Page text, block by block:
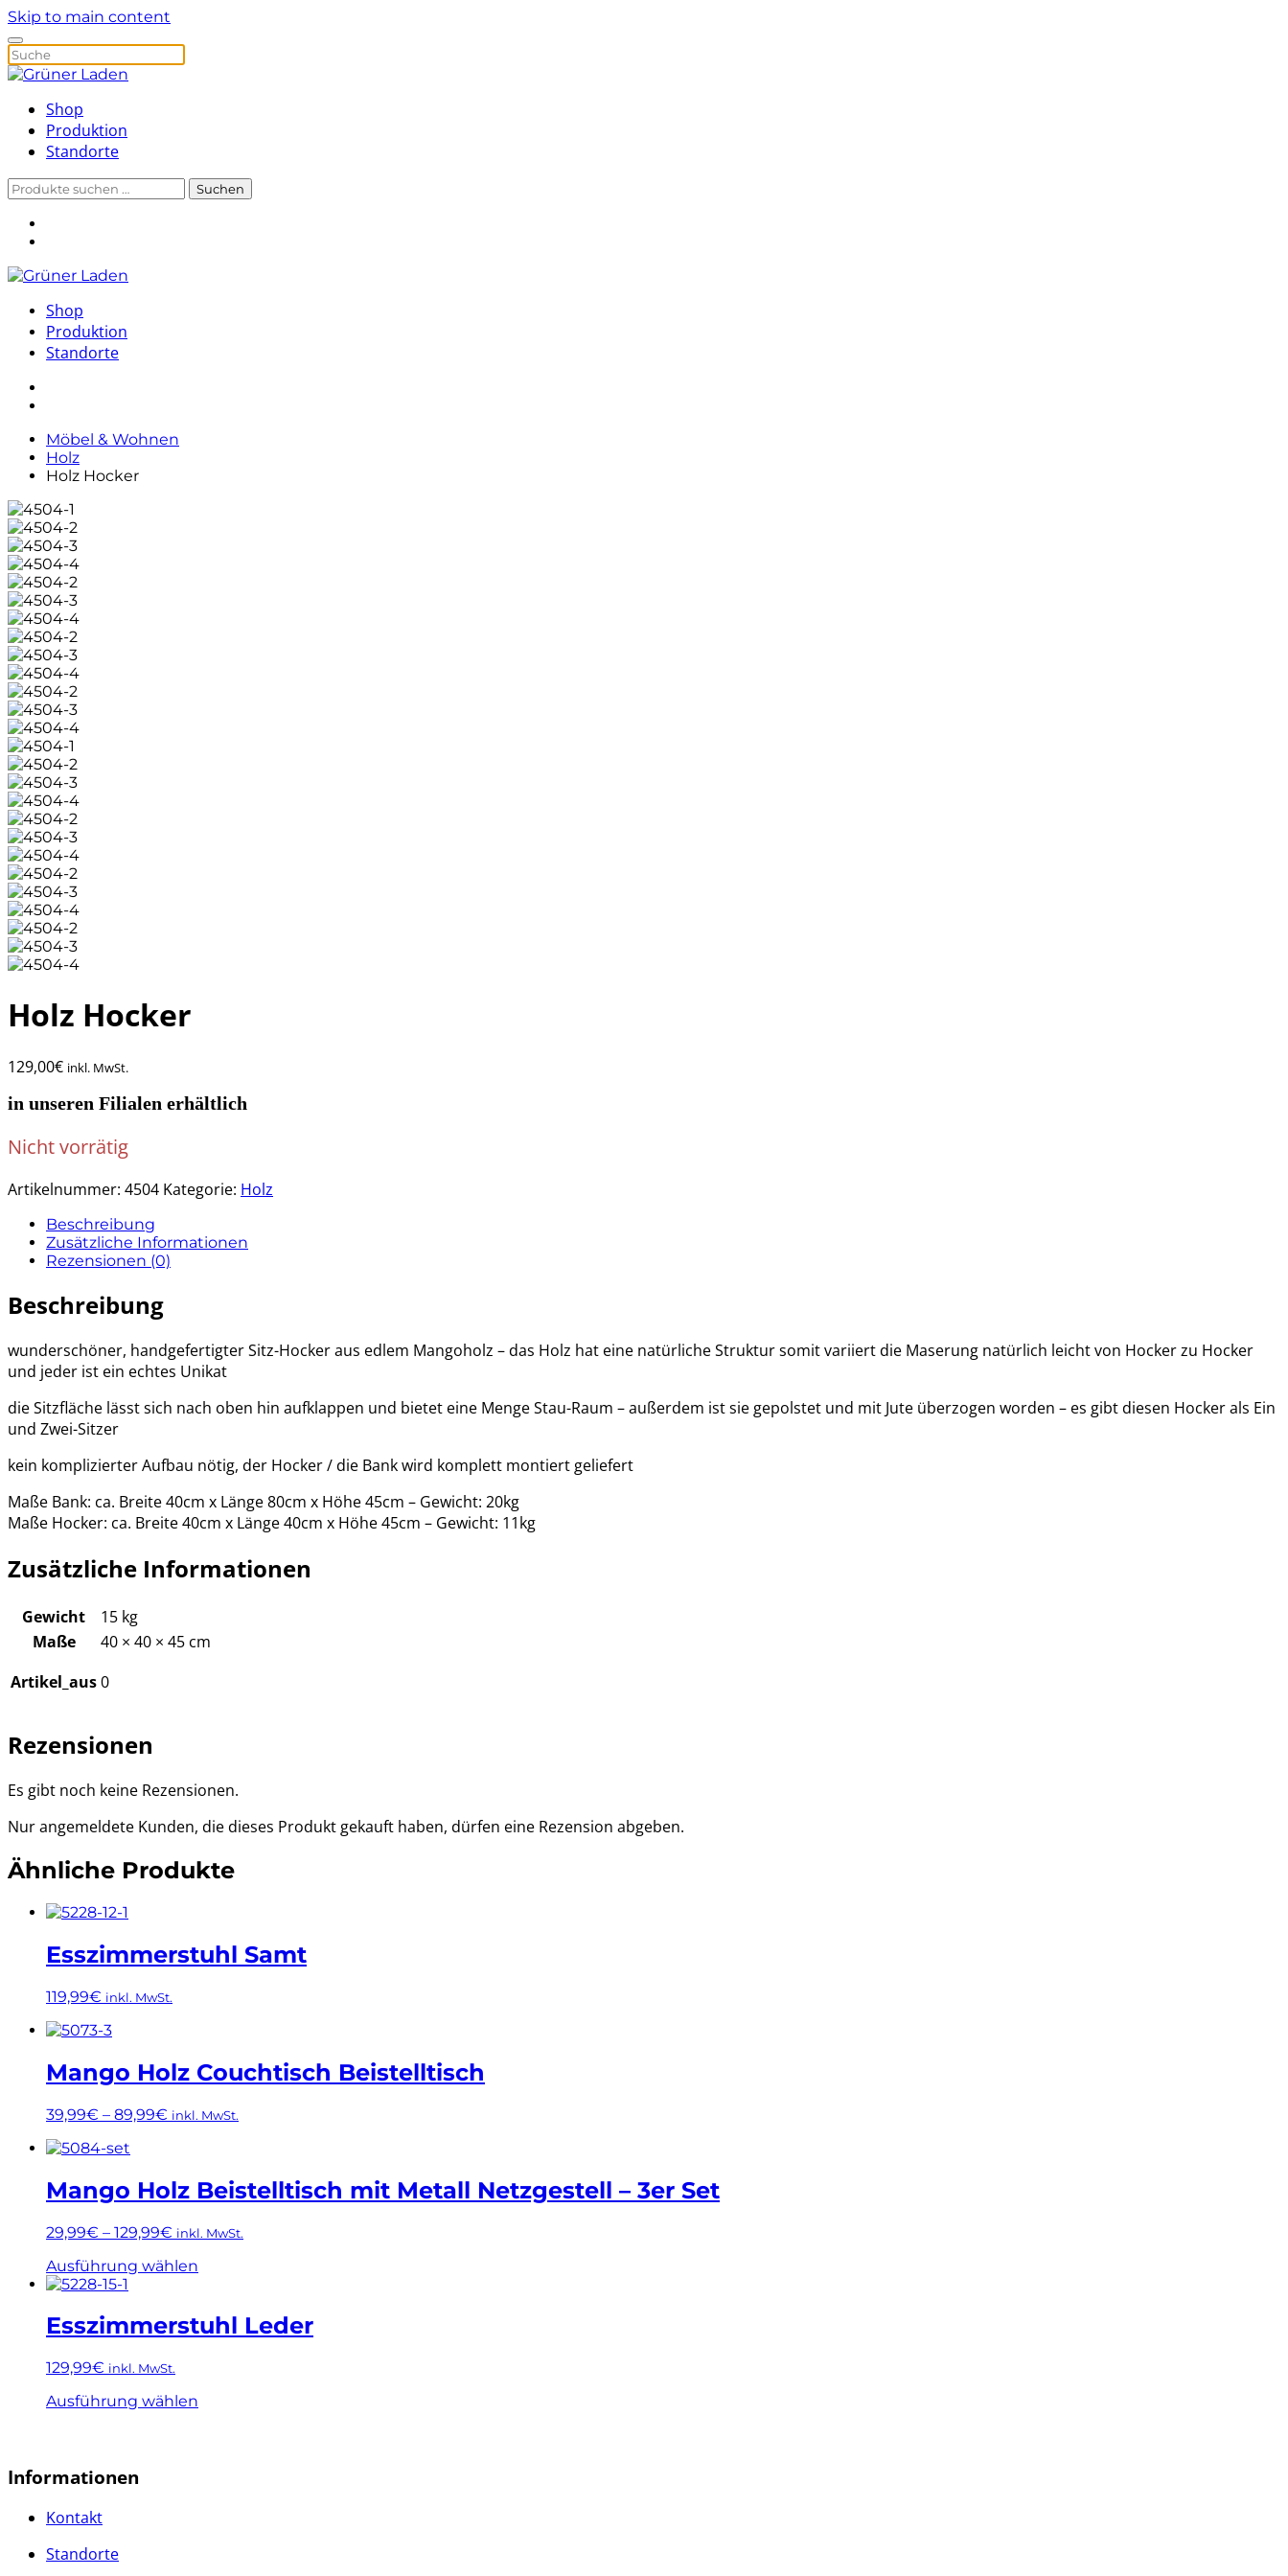
Skip to main content
Shop
Produktion
Standorte
Suchen
Suchen
Shop
Produktion
Standorte
Möbel & Wohnen
Holz
Holz Hocker
Holz Hocker
129,00€ inkl. MwSt.
in unseren Filialen erhältlich
Nicht vorrätig
Artikelnummer: 4504 Kategorie: Holz
Beschreibung
Zusätzliche Informationen
Rezensionen (0)
Beschreibung
wunderschöner, handgefertigter Sitz-Hocker aus edlem Mangoholz – das Holz hat eine natürliche Struktur somit variiert die Maserung natürlich leicht von Hocker zu Hocker
und jeder ist ein echtes Unikat
die Sitzfläche lässt sich nach oben hin aufklappen und bietet eine Menge Stau-Raum – außerdem ist sie gepolstet und mit Jute überzogen worden – es gibt diesen Hocker als Ein
und Zwei-Sitzer
kein komplizierter Aufbau nötig, der Hocker / die Bank wird komplett montiert geliefert
Maße Bank: ca. Breite 40cm x Länge 80cm x Höhe 45cm – Gewicht: 20kg
Maße Hocker: ca. Breite 40cm x Länge 40cm x Höhe 45cm – Gewicht: 11kg
Zusätzliche Informationen
Gewicht
15 kg
Maße
40 × 40 × 45 cm
Artikel_aus0
Rezensionen
Es gibt noch keine Rezensionen.
Nur angemeldete Kunden, die dieses Produkt gekauft haben, dürfen eine Rezension abgeben.
Ähnliche Produkte
Esszimmerstuhl Samt
119,99€ inkl. MwSt.
Dieses
weist
mehrere
auf.
Die
Optionen
auf
Produktseite
werden
Mango Holz Couchtisch Beistelltisch
39,99€ – 89,99€ inkl. MwSt.
Dieses
weist
mehrere
auf.
Die
Optionen
können
der
gewählt
Mango Holz Beistelltisch mit Metall Netzgestell – 3er Set
29,99€ – 129,99€ inkl. MwSt.
Ausführung wählen
mehrere
Varianten
können
Esszimmerstuhl Leder
129,99€ inkl. MwSt.
Ausführung wählen
Informationen
Kontakt
Standorte